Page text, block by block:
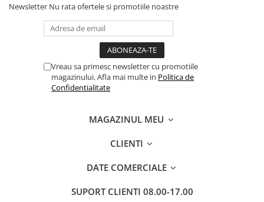
Newsletter Nu rata ofertele si promotiile noastre
Vreau sa primesc newsletter cu promotiile
magazinului. Afla mai multe in Politica de
Confidentialitate
MAGAZINUL MEU
CLIENTI
DATE COMERCIALE
SUPORT CLIENTI 08.00-17.00